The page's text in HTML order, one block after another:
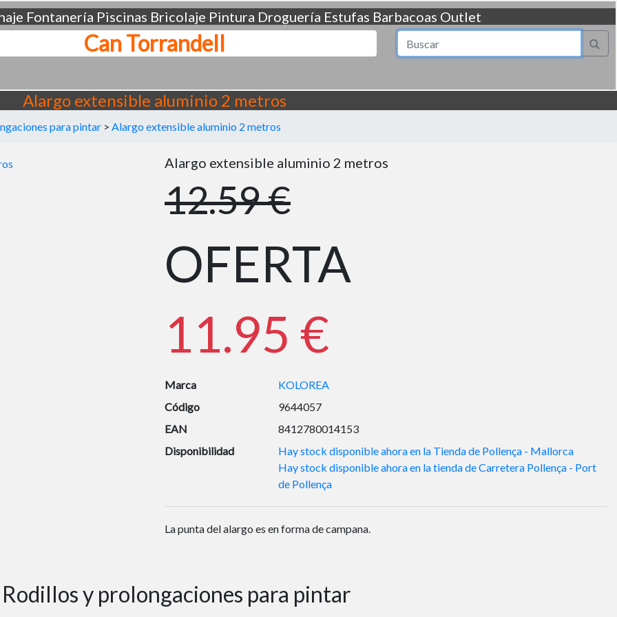
Fontanería Piscinas Bricolaje Pintura Droguería Estufas Barbacoas Outlet
Can Torrandell
Alargo extensible aluminio 2 metros
para pintar > Alargo extensible aluminio 2 metros
Alargo extensible aluminio 2 metros
12.59 €
OFERTA
11.95 €
Marca
KOLOREA
Código
9644057
EAN
8412780014153
Disponibilidad
Hay stock disponible ahora en la Tienda de Pollença - Mallorca
Hay stock disponible ahora en la tienda de Carretera Pollença - Port
de Pollença
La punta del alargo es en forma de campana.
y prolongaciones para pintar